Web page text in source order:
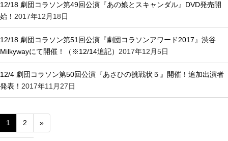
12/18 劇団コラソン第49回公演『あの娘とスキャンダル』DVD発売開
始！ 2017年12月18日
12/18 劇団コラソン第51回公演『劇団コラソンアワード2017』渋谷
Milkywayにて開催！（※12/14追記） 2017年12月5日
12/4 劇団コラソン第50回公演『あさひの挑戦状５』開催！追加出演者
発表！ 2017年11月27日
1 2 »